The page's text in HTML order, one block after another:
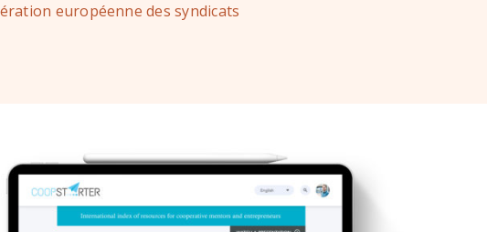
européenne des syndicats